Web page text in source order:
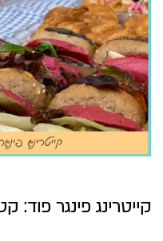
קייטרינג פינגר פוד: